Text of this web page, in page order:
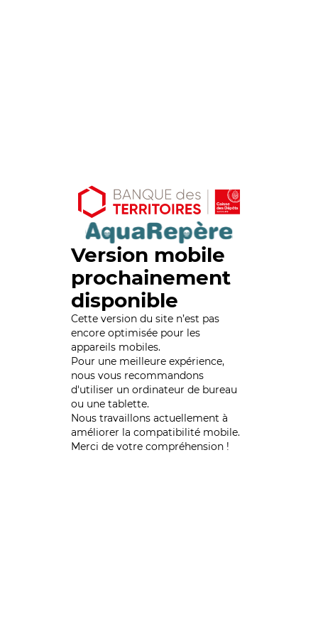
Version mobile
prochainement
disponible
Cette version du site n’est pas
encore optimisée pour les
appareils mobiles.
Pour une meilleure expérience,
nous vous recommandons
d'utiliser un ordinateur de bureau
ou une tablette.
Nous travaillons actuellement à
améliorer la compatibilité mobile.
Merci de votre compréhension !